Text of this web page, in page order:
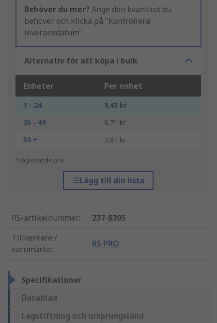
Behöver du mer? Ange den kvantitet du
behöver och klicka på "Kontrollera
leveransdatum"
Alternativ för att köpa i bulk
Enheter Per enhet
1 - 24
9,43 kr
25 - 49
8,71 kr
50 +
7,81 kr
*vägledande pris
Lägg till din lista
RS-artikelnummer:
237-8305
Tillverkare /
varumärke:
RS PRO
Specifikationer
Datablad
Lagstiftning och ursprungsland